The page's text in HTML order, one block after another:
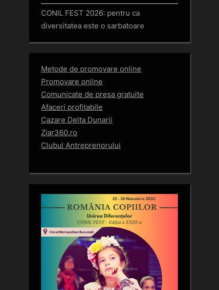
CONIL FEST 2026: pentru ca
diversitatea este o sarbatoare
Metode de promovare online
Promovare online
Comunicate de presa gratuite
Afaceri profitabile
Cazare Delta Dunarii
Ziar360.ro
Clubul Antreprenorului